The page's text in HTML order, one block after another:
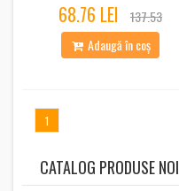
68.76 LEI 137.53
Adaugă în coș
1
CATALOG PRODUSE NOI